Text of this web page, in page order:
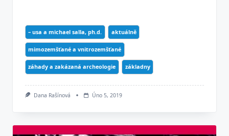
– usa a michael salla, ph.d. aktuálně
mimozemšťané a vnitrozemšťané
záhady a zakázaná archeologie základny
Dana Rašínová Úno 5, 2019